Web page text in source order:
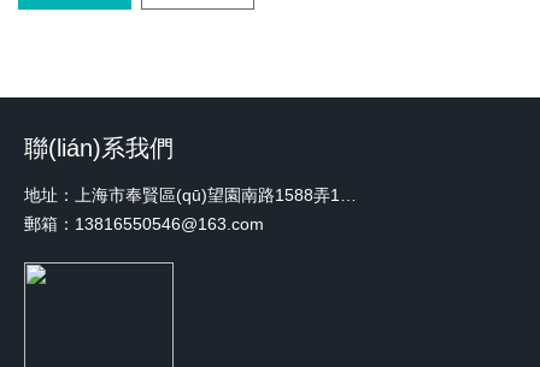
聯(lián)系我們
郵箱：13816550546@163.com